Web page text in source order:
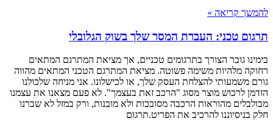
להמשך קריאה »
תרגום טכני: העברת המסר שלך בשוק הגלובלי
בימינו גובר הצורך בתרגומים טכניים, אך מציאת המתרגם המתאים
רחוקה מלהיות משימה פשוטה. מציאת המתרגם הטכני המתאים מהווה
גורם משמעותי להצלחת העסק שלך, או לכישלונו. אני מניחה שלכולנו
הזדמן לרכוש מוצר מסוג "הרכב זאת בעצמך". לא פעם מצאנו את עצמנו
מבולבלים מהוראות הרכבה מסובכות ולא מובנות, ורק במזל לא שברנו
חלק בניסיוננו להרכיב את הפריט.תרגום